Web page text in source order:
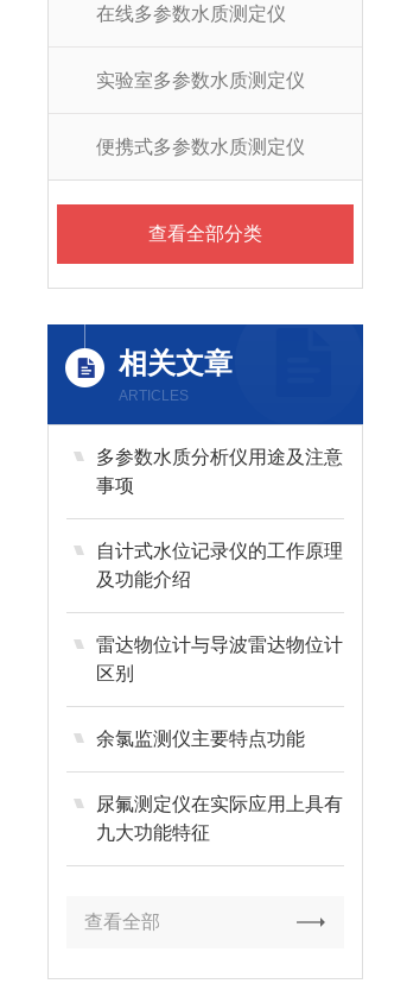
在线多参数水质测定仪
实验室多参数水质测定仪
便携式多参数水质测定仪
查看全部分类
相关文章
ARTICLES
多参数水质分析仪用途及注意
事项
自计式水位记录仪的工作原理
及功能介绍
雷达物位计与导波雷达物位计
区别
余氯监测仪主要特点功能
尿氟测定仪在实际应用上具有
九大功能特征
查看全部